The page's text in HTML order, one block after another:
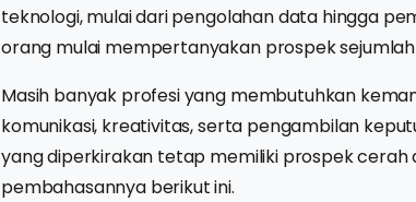
teknologi, mulai dari pengolahan data hingga
orang mulai mempertanyakan prospek
Masih banyak profesi yang membutuhkan
komunikasi, kreativitas, serta pengambilan
yang diperkirakan tetap memiliki prospek
pembahasannya berikut ini.